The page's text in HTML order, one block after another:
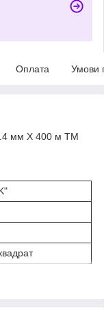
Оплата Умови
мм X 400 м ТМ